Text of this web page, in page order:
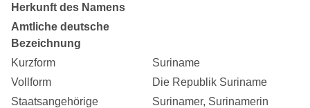
Herkunft des Namens
Amtliche deutsche
Bezeichnung
Kurzform
Suriname
Vollform
Die Republik Suriname
Staatsangehörige
Surinamer, Surinamerin